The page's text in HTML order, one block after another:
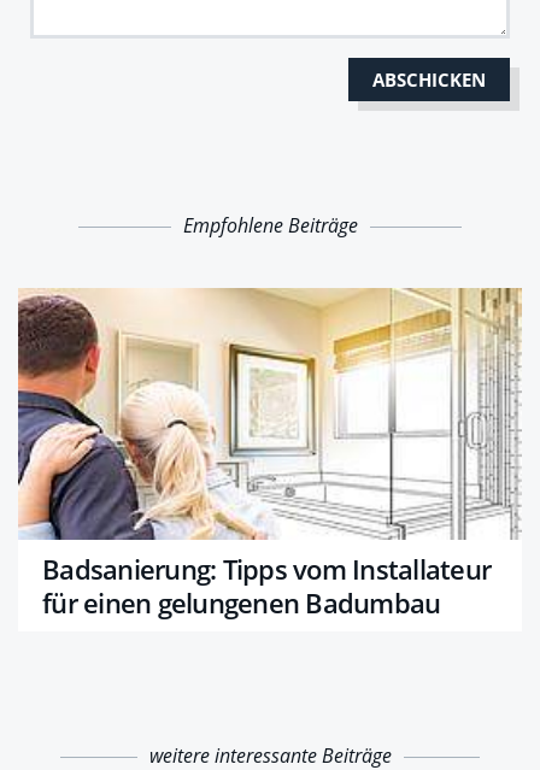
Empfohlene Beiträge
Badsanierung: Tipps vom Installateur
für einen gelungenen Badumbau
weitere interessante Beiträge